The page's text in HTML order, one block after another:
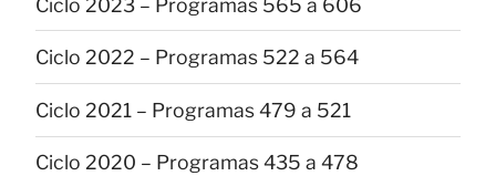
Ciclo 2022 – Programas 522 a 564
Ciclo 2021 – Programas 479 a 521
Ciclo 2020 – Programas 435 a 478